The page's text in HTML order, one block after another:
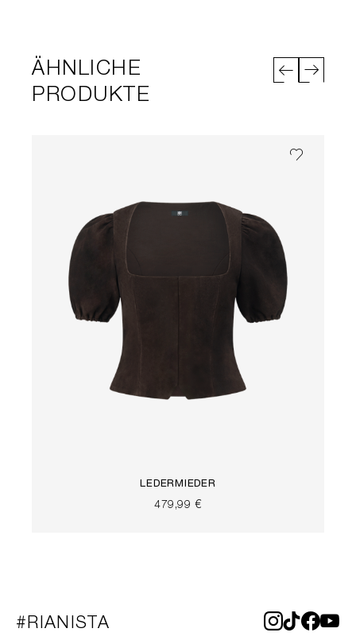
ÄHNLICHE
PRODUKTE
LEDERMIEDER
479,99 €
#RIANISTA